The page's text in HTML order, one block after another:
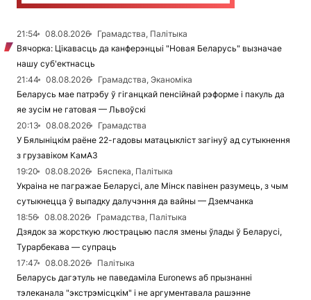
21:54 08.08.2026
Грамадства, Палітыка
Вячорка: Цікавасць да канферэнцыі "Новая Беларусь" вызначае
нашу суб'ектнасць
21:44
08.08.2026
Грамадства, Эканоміка
Беларусь мае патрэбу ў гіганцкай пенсійнай рэформе і пакуль да
яе зусім не гатовая — Львоўскі
20:13
08.08.2026
Грамадства
У Бялыніцкім раёне 22-гадовы матацыкліст загінуў ад сутыкнення
з грузавіком КамАЗ
19:20
08.08.2026
Бяспека, Палітыка
Украіна не пагражае Беларусі, але Мінск павінен разумець, з чым
сутыкнецца ў выпадку далучэння да вайны — Дземчанка
18:56
08.08.2026
Грамадства, Палітыка
Дзядок за жорсткую люстрацыю пасля змены ўлады ў Беларусі,
Турарбекава — супраць
17:47
08.08.2026
Палітыка
Беларусь дагэтуль не паведаміла Euronews аб прызнанні
тэлеканала "экстрэмісцкім" і не аргументавала рашэнне